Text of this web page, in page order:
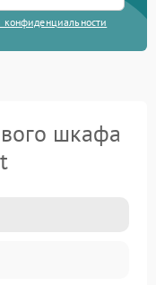
конфиденциальности
шкафа